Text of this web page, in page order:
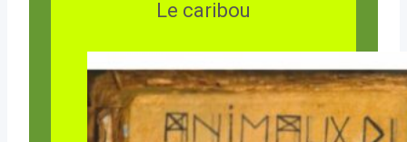
Le caribou